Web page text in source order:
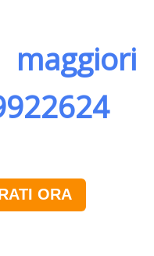
ORA